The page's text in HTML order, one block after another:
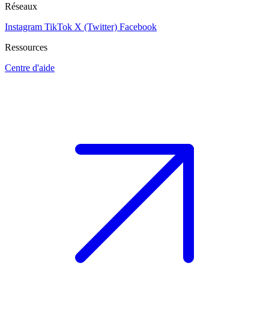
Réseaux
Instagram TikTok X (Twitter) Facebook
Ressources
Centre d'aide